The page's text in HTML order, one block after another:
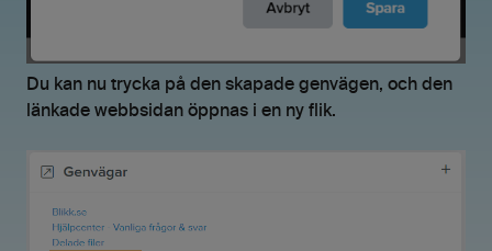
Du kan nu trycka på den skapade genvägen, och den
länkade webbsidan öppnas i en ny flik.